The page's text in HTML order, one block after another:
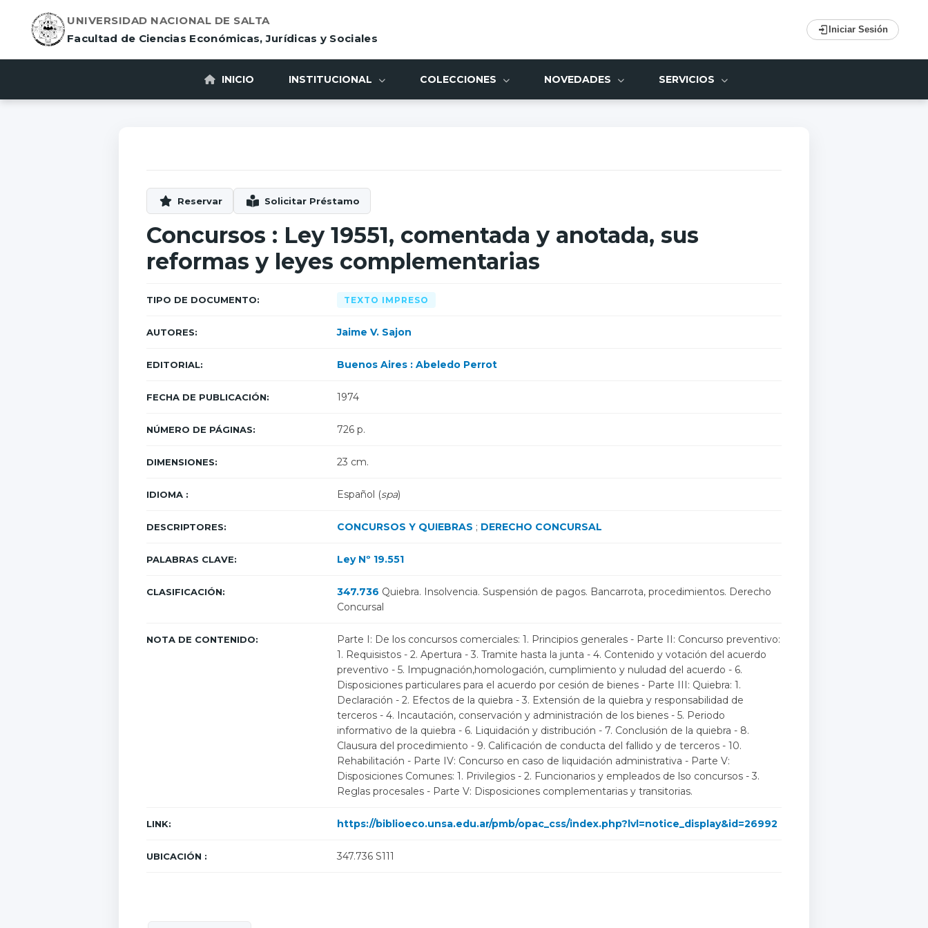
UNIVERSIDAD NACIONAL DE SALTA
Facultad de Ciencias Económicas, Jurídicas y Sociales
Iniciar Sesión
INICIO INSTITUCIONAL COLECCIONES NOVEDADES SERVICIOS
Concursos : Ley 19551, comentada y anotada, sus
reformas y leyes complementarias
TIPO DE DOCUMENTO: TEXTO IMPRESO
AUTORES: Jaime V. Sajon
EDITORIAL: Buenos Aires : Abeledo Perrot
FECHA DE PUBLICACIÓN: 1974
NÚMERO DE PÁGINAS: 726 p.
DIMENSIONES: 23 cm.
IDIOMA : Español (spa)
DESCRIPTORES: CONCURSOS Y QUIEBRAS ; DERECHO CONCURSAL
PALABRAS CLAVE: Ley Nº 19.551
CLASIFICACIÓN: 347.736 Quiebra. Insolvencia. Suspensión de pagos. Bancarrota, procedimientos. Derecho
Concursal
NOTA DE CONTENIDO:
Parte I: De los concursos comerciales: 1. Principios generales - Parte II: Concurso preventivo:
1. Requisistos - 2. Apertura - 3. Tramite hasta la junta - 4. Contenido y votación del acuerdo
preventivo - 5. Impugnación,homologación, cumplimiento y nuludad del acuerdo - 6.
Disposiciones particulares para el acuerdo por cesión de bienes - Parte III: Quiebra: 1.
Declaración - 2. Efectos de la quiebra - 3. Extensión de la quiebra y responsabilidad de
terceros - 4. Incautación, conservación y administración de los bienes - 5. Periodo
informativo de la quiebra - 6. Liquidación y distribución - 7. Conclusión de la quiebra - 8.
Clausura del procedimiento - 9. Calificación de conducta del fallido y de terceros - 10.
Rehabilitación - Parte IV: Concurso en caso de liquidación administrativa - Parte V:
Disposiciones Comunes: 1. Privilegios - 2. Funcionarios y empleados de lso concursos - 3.
Reglas procesales - Parte V: Disposiciones complementarias y transitorias.
LINK: https://biblioeco.unsa.edu.ar/pmb/opac_css/index.php?lvl=notice_display&id=26992
UBICACIÓN : 347.736 S111